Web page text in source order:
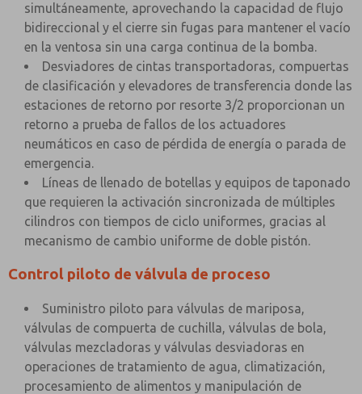
simultáneamente, aprovechando la capacidad de flujo
bidireccional y el cierre sin fugas para mantener el vacío
en la ventosa sin una carga continua de la bomba.
Desviadores de cintas transportadoras, compuertas
de clasificación y elevadores de transferencia donde las
estaciones de retorno por resorte 3/2 proporcionan un
retorno a prueba de fallos de los actuadores
neumáticos en caso de pérdida de energía o parada de
emergencia.
Líneas de llenado de botellas y equipos de taponado
que requieren la activación sincronizada de múltiples
cilindros con tiempos de ciclo uniformes, gracias al
mecanismo de cambio uniforme de doble pistón.
Control piloto de válvula de proceso
Suministro piloto para válvulas de mariposa,
válvulas de compuerta de cuchilla, válvulas de bola,
válvulas mezcladoras y válvulas desviadoras en
operaciones de tratamiento de agua, climatización,
procesamiento de alimentos y manipulación de